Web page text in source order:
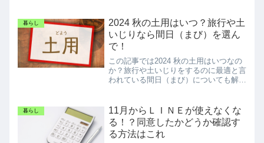
暮らし
2024 秋の土用はいつ？旅行や土
いじりなら間日（まび）を選ん
で！
この記事では2024 秋の土用はいつなの
か？旅行や土いじりをするのに最適と言
われている間日（まび）についても解説
暮らし
11月からＬＩＮＥが使えなくな
る！？同意したかどうか確認す
る方法はこれ